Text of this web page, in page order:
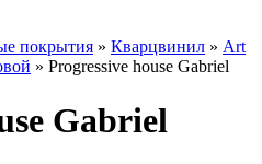
покрытия » Кварцвинил » Art
» Progressive house Gabriel
Gabriel